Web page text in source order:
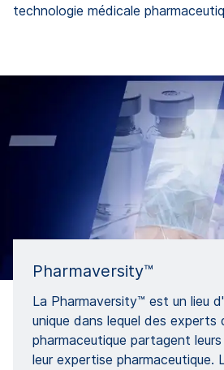
technologie médicale
Pharmaversity™
La Pharmaversity™ est un lieu
unique dans lequel des experts
pharmaceutique partagent
leur expertise pharmaceutique.